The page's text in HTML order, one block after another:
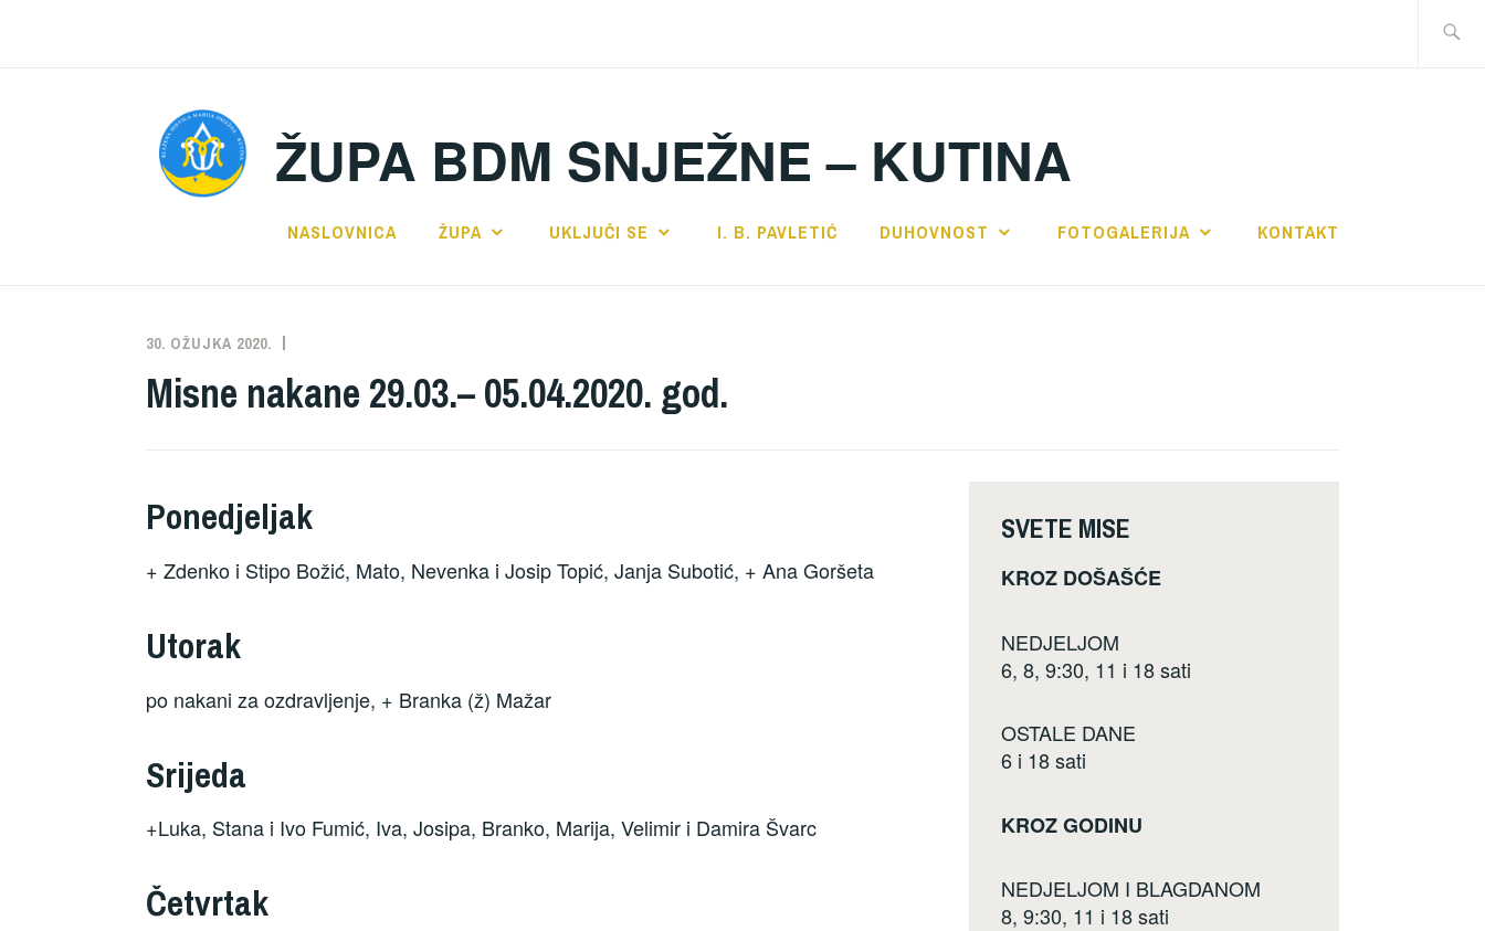
ŽUPA BDM SNJEŽNE – KUTINA
NASLOVNICA ŽUPA UKLJUČI SE I. B. PAVLETIĆ DUHOVNOST FOTOGALERIJA KONTAKT
30. OŽUJKA 2020.
Misne nakane 29.03.– 05.04.2020. god.
Ponedjeljak
+ Zdenko i Stipo Božić, Mato, Nevenka i Josip Topić, Janja Subotić, + Ana Goršeta
Utorak
po nakani za ozdravljenje, + Branka (ž) Mažar
Srijeda
+Luka, Stana i Ivo Fumić, Iva, Josipa, Branko, Marija, Velimir i Damira Švarc
Četvrtak
SVETE MISE
KROZ DOŠAŠĆE
NEDJELJOM
6, 8, 9:30, 11 i 18 sati
OSTALE DANE
6 i 18 sati
KROZ GODINU
NEDJELJOM I BLAGDANOM
8, 9:30, 11 i 18 sati